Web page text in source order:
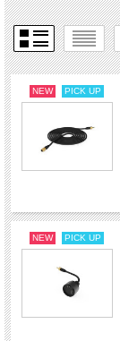
NEW PICK UP
NEW PICK UP